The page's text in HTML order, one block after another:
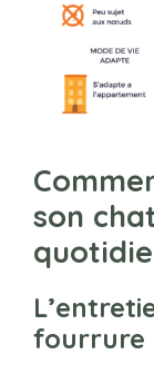
son
fourrure